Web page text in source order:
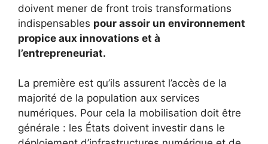
doivent mener de front trois transformations
indispensables pour assoir un environnement
propice aux innovations et à
l’entrepreneuriat.
La première est qu’ils assurent l’accès de la
majorité de la population aux services
numériques. Pour cela la mobilisation doit être
générale : les États doivent investir dans le